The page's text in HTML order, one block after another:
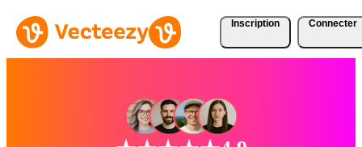
Inscription Connecter